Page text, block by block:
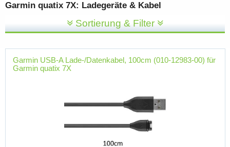
Garmin quatix 7X: Ladegeräte & Kabel
Sortierung & Filter
Garmin USB-A Lade-/Datenkabel, 100cm (010-12983-00) für
Garmin quatix 7X